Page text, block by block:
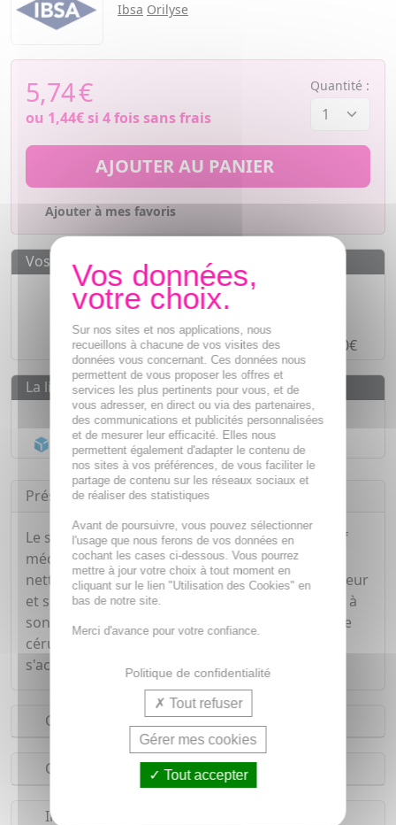
Ibsa Orilyse
5,74€
ou 1,44€si 4 fois sans frais
Quantité :
AJOUTER AU PANIER
Ajouter à mes favoris
Vos avantages
Des prixIMBATTABLES
Paiement en4 fois sans fraisà partir de 30€
La livraison
Livraison gratuite dès55€
Acheminement Chronopost en 24h*
Présentation
Le spray auriculaire Orilyse Fast est un dispositif
médical spécialement destiné à vous aider à
nettoyer de façon régulière vos oreilles en douceur
et sans douleur. Il est efficace notamment grâce à
son action d'élimination mécanique des excès de
cérumen et / ou des liquides qui ont pu
s'accumuler dans le conduit auditif.
Conseils d'utilisation
Composition
Indications
Sur nos sites et nos applications, nous
recueillons à chacune de vos visites des
données vous concernant. Ces données nous
permettent de vous proposer les offres et
services les plus pertinents pour vous, et de
vous adresser, en direct ou via des partenaires,
des communications et publicités personnalisées
et de mesurer leur efficacité. Elles nous
permettent également d'adapter le contenu de
nos sites à vos préférences, de vous faciliter le
partage de contenu sur les réseaux sociaux et
de réaliser des statistiques
Avant de poursuivre, vous pouvez sélectionner
l'usage que nous ferons de vos données en
cochant les cases ci-dessous. Vous pourrez
mettre à jour votre choix à tout moment en
cliquant sur le lien "Utilisation des Cookies" en
bas de notre site.
Merci d'avance pour votre confiance.
Politique de confidentialité
Tout refuser
Gérer mes cookies
Tout accepter